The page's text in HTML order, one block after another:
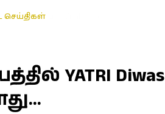
செய்திகள்
YATRI Diwas